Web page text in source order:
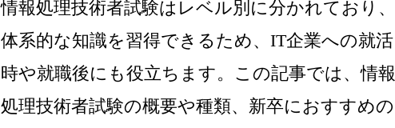
情報処理技術者試験はレベル別に分かれており、
体系的な知識を習得できるため、IT企業への就活
時や就職後にも役立ちます。この記事では、情報
処理技術者試験の概要や種類、新卒におすすめの